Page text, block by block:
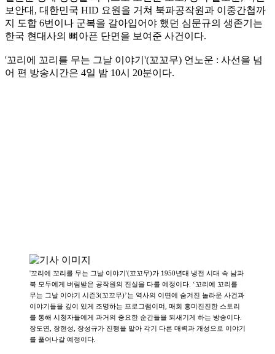
보안대, 대한민국 HID 요원을 거쳐 북파공작원과 이중간첩까
지 도합 6번이나 군복을 갈아입어야 했던 심문규의 생존기는
한국 현대사의 뼈아픈 단면을 보여준 사건이다.
'꼬리에 꼬리를 무는 그날 이야기'(꼬꼬무) 언노운 : 사선을 넘
어 편 방송시간은 4일 밤 10시 20분이다.
'꼬리에 꼬리를 무는 그날 이야기'(꼬꼬무)가 1950년대 냉전 시대 속 남과
북 모두에게 버림받은 공작원의 진실을 다룰 예정이다. ‘꼬리에 꼬리를
무는 그날 이야기 시즌3(꼬꼬무)’는 역사의 이면에 숨겨진 놀라운 사건과
이야기들을 깊이 있게 조명하는 프로그램이며, 매회 흥미진진한 스토리
를 통해 시청자들에게 과거의 중요한 순간들을 되새기게 하는 방송이다.
장도연, 장현성, 장성규가 진행을 맡아 각기 다른 매력과 개성으로 이야기
를 풀어나갈 예정이다.